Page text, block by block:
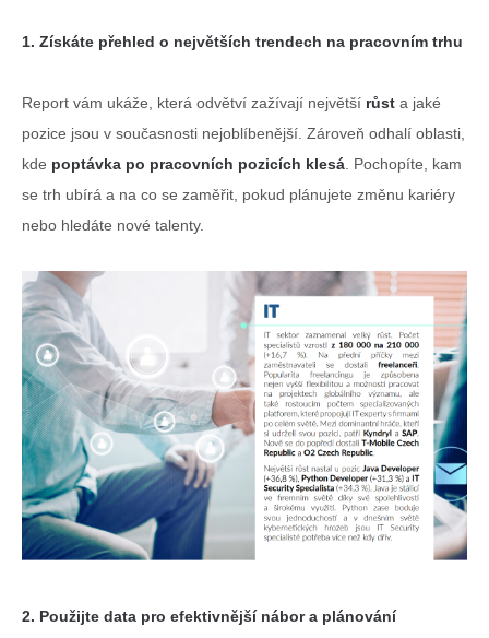
1. Získáte přehled o největších trendech na pracovním trhu
Report vám ukáže, která odvětví zažívají největší růst a jaké
pozice jsou v současnosti nejoblíbenější. Zároveň odhalí oblasti,
kde poptávka po pracovních pozicích klesá . Pochopíte, kam
se trh ubírá a na co se zaměřit, pokud plánujete změnu kariéry
nebo hledáte nové talenty.
2. Použijte data pro efektivnější nábor a plánování